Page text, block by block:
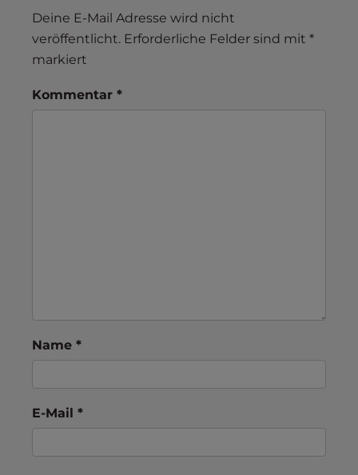
Deine E-Mail Adresse wird nicht
veröffentlicht. Erforderliche Felder sind mit *
markiert
Kommentar *
Name *
E-Mail *